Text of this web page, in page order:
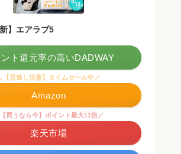
】エアラブ5
【見逃し注意】タイムセール中／
Amazon
買うなら今】ポイント最大11倍／
楽天市場
ト還元率の高いDADWAY